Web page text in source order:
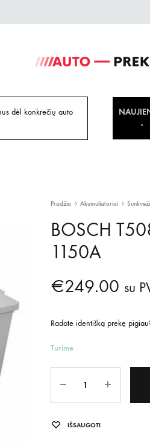
geriausiomis
dėl konkrečių auto
Pradžia Akumuliatoriai
BOSCH
1150A
€249.00 su
Radote identišką prekę
Turime
IŠSAUGOTI